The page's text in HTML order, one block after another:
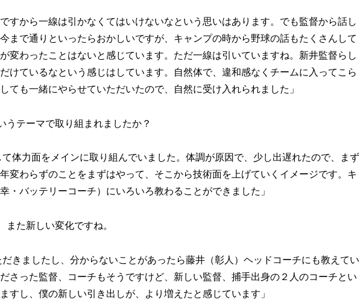
すから一線は引かなくてはいけないなという思いはあります。でも監督から話し
まで通りといったらおかしいですが、キャンプの時から野球の話もたくさんして
変わったことはないと感じています。ただ一線は引いていますね。新井監督らし
けているなという感じはしています。自然体で、違和感なくチームに入ってこら
ても一緒にやらせていただいたので、自然に受け入れられました」
テーマで取り組まれましたか？
体力面をメインに取り組んでいました。体調が原因で、少し出遅れたので、まず
変わらずのことをまずはやって、そこから技術面を上げていくイメージです。キ
・バッテリーコーチ）にいろいろ教わることができました」
た新しい変化ですね。
きましたし、分からないことがあったら藤井（彰人）ヘッドコーチにも教えてい
さった監督、コーチもそうですけど、新しい監督、捕手出身の２人のコーチとい
すし、僕の新しい引き出しが、より増えたと感じています」